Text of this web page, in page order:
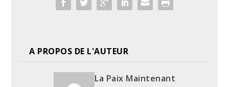
A PROPOS DE L'AUTEUR
La Paix Maintenant